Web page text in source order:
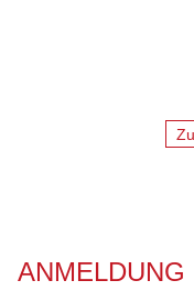
ANMELDUNG